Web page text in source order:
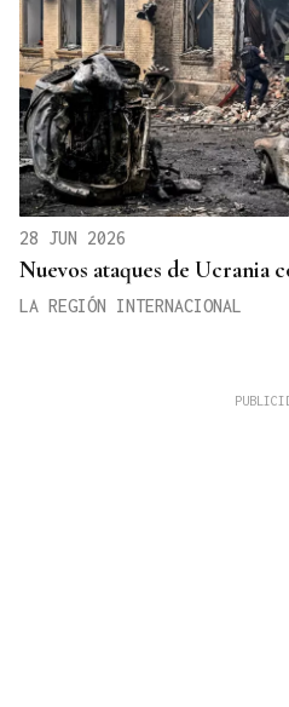
28 JUN 2026
Nuevos ataques de Ucrania
LA REGIÓN INTERNACIONAL